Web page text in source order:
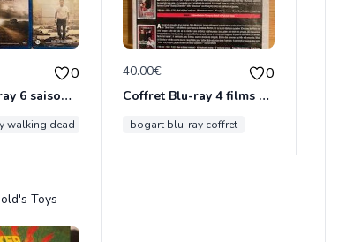
0
Coffret Blu-ray 6 saisons de THE WALKING DEAD
walking dead
40.00€ 0
Coffret Blu-ray 4 films de Humphrey Bogart
bogart blu-ray coffret
Toys